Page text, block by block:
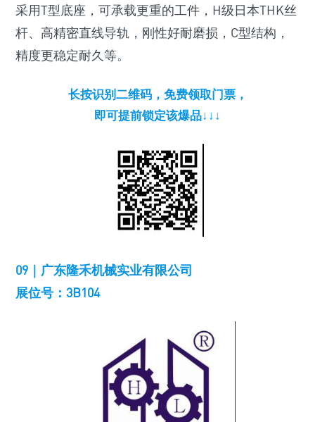
采用T型底座，可承载更重的工件，H级日本THK丝
杆、高精密直线导轨，刚性好耐磨损，C型结构，
精度更稳定耐久等。
长按识别二维码，免费领取门票，
即可提前锁定该爆品↓↓↓
09｜广东隆禾机械实业有限公司
展位号：3B104